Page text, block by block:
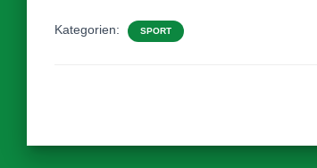
Kategorien: SPORT